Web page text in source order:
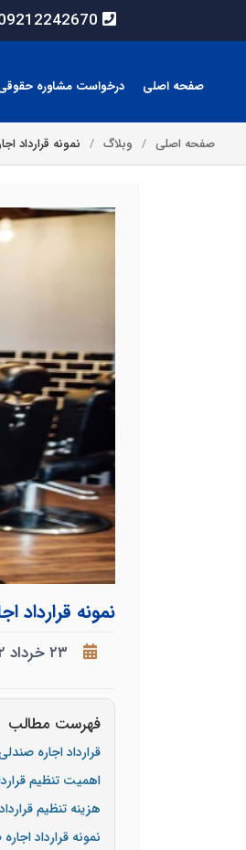
صفحه اصلی درخواست مشاوره
صفحه اصلی وبلاگ نمونه قرارداد
نمونه قرارداد
۲۳ خرداد ۱۴۰۲
فهرست مطالب
قرارداد اجاره
اهمیت تنظیم
هزینه تنظیم
نمونه قرارداد